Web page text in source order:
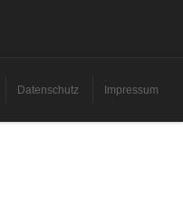
Datenschutz Impressum